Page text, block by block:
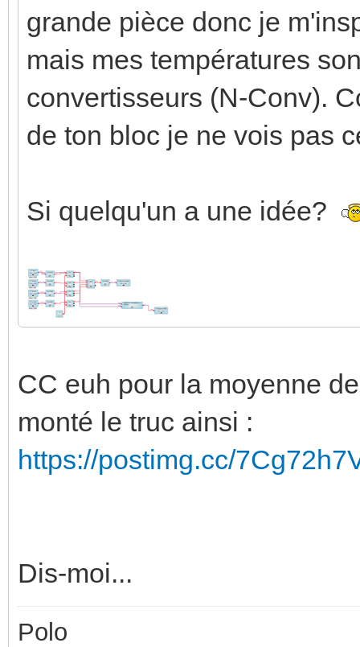
grande pièce donc je
mais mes températures
convertisseurs (N-Conv).
de ton bloc je ne vois pas
Si quelqu'un a une idée?
CC euh pour la moyenne
monté le truc ainsi :
https://postimg.cc/
Dis-moi...
Polo